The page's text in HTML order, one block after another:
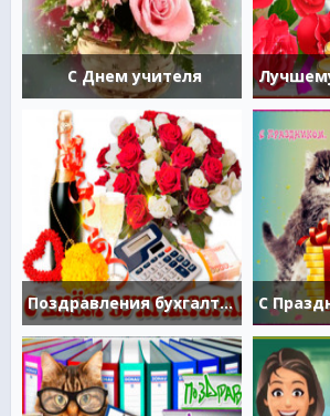
С Днем учителя
Поздравления бухгалтеру с праздником